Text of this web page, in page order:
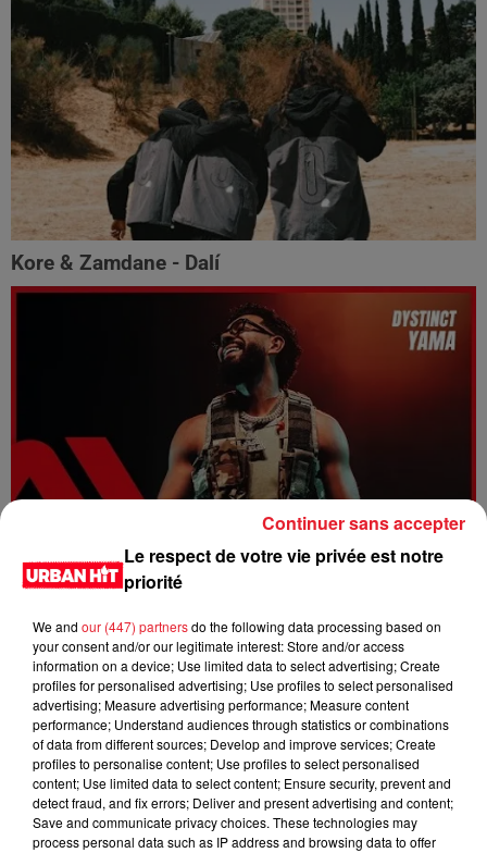
Kore & Zamdane - Dalí
Dystinct - Yama
Le respect de votre vie privée est notre
priorité
We and our (447) partnersdo the following data processing based on
your consent and/or our legitimate interest: Store and/or access
information on a device; Use limited data to select advertising; Create
profiles for personalised advertising; Use profiles to select personalised
advertising; Measure advertising performance; Measure content
performance; Understand audiences through statistics or combinations
of data from different sources; Develop and improve services; Create
profiles to personalise content; Use profiles to select personalised
content; Use limited data to select content; Ensure security, prevent and
detect fraud, and fix errors; Deliver and present advertising and content;
Save and communicate privacy choices. These technologies may
process personal data such as IP address and browsing data to offer
Continuer sans accepter